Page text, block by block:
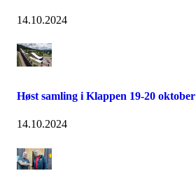
14.10.2024
Høst samling i Klappen 19-20 oktober
14.10.2024